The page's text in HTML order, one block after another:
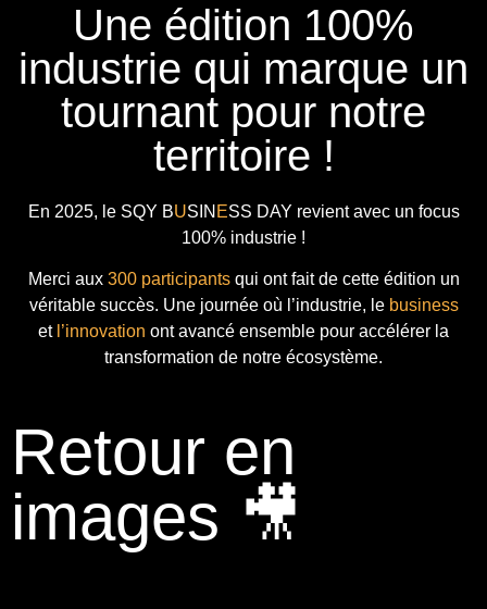
Une édition 100%
industrie qui marque un
tournant pour notre
territoire !
En 2025, le SQY BUSIN ESS DAY revient avec un focus
100% industrie !
Merci aux 300 participantsqui ont fait de cette édition un
véritable succès. Une journée où l’industrie, le business
et l’innovation ont avancé ensemble pour accélérer la
transformation de notre écosystème.
Retour en
images 🎥